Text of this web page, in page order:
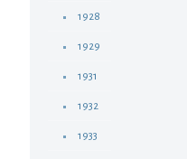
1928
1929
1931
1932
1933